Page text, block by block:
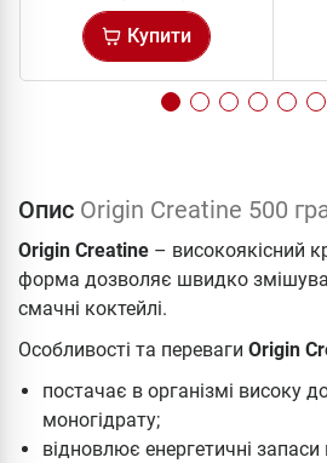
Купити
Опис Origin Creatine 500
Origin Creatine – високоякісний
форма дозволяє швидко
смачні коктейлі.
Особливості та переваги Origin
постачає в організмі високу
моногідрату;
відновлює енергетичні запаси